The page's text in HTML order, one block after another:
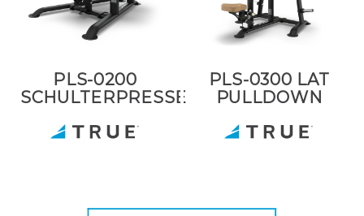
PLS-0200
SCHULTERPRESSE
PLS-0300 LAT
PULLDOWN